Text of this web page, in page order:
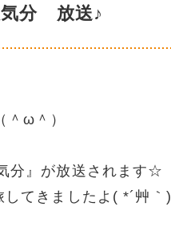
気分 放送♪
＾ω＾）
分』が放送されます☆
てきましたよ( *´艸｀)